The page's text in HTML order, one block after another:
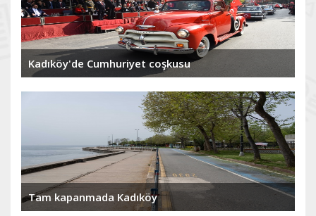
Kadıköy'de Cumhuriyet coşkusu
Tam kapanmada Kadıköy